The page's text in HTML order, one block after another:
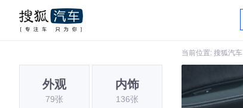
当前位置: 搜狐汽车
外观
79张
内饰
136张